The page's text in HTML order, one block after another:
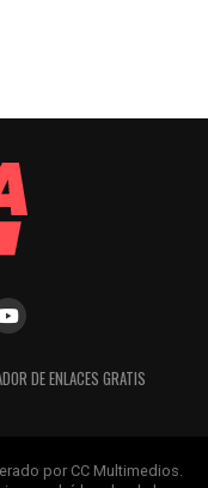
DE ENLACES GRATIS
por CC Multimedios.